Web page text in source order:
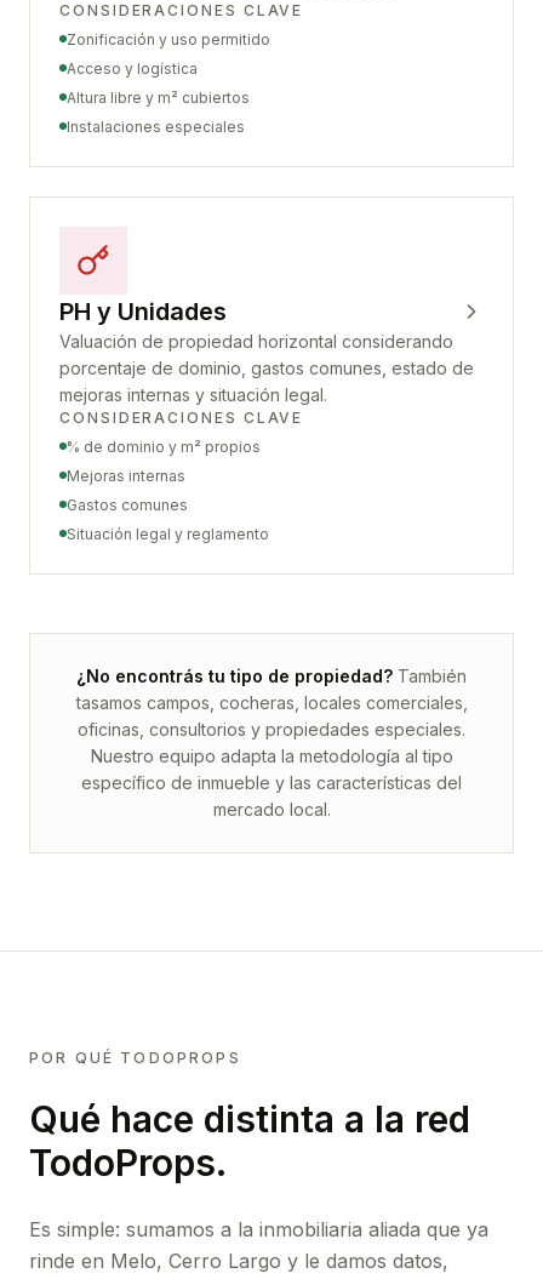
CONSIDERACIONES CLAVE
Zonificación y uso permitido
Acceso y logística
Altura libre y m² cubiertos
Instalaciones especiales
PH y Unidades
Valuación de propiedad horizontal considerando
porcentaje de dominio, gastos comunes, estado de
mejoras internas y situación legal.
CONSIDERACIONES CLAVE
% de dominio y m² propios
Mejoras internas
Gastos comunes
Situación legal y reglamento
¿No encontrás tu tipo de propiedad? También
tasamos campos, cocheras, locales comerciales,
oficinas, consultorios y propiedades especiales.
Nuestro equipo adapta la metodología al tipo
específico de inmueble y las características del
mercado local.
POR QUÉ TODOPROPS
Qué hace distinta a la red
TodoProps.
Es simple: sumamos a la inmobiliaria aliada que ya
rinde en Melo, Cerro Largo y le damos datos,